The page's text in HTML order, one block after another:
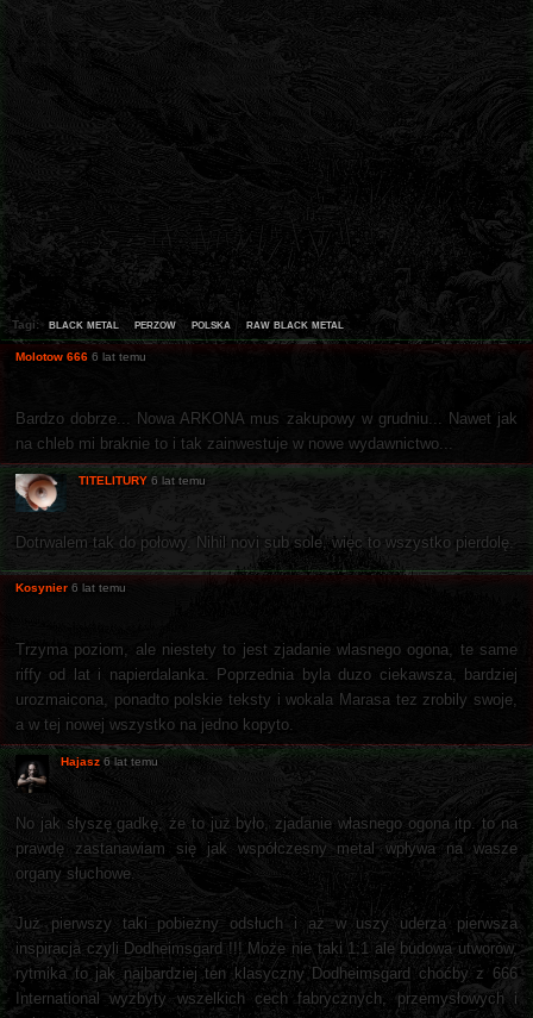
Tagi: black metal perzow polska raw black metal
Molotow 666 6 lat temu
Bardzo dobrze... Nowa ARKONA mus zakupowy w grudniu... Nawet jak
na chleb mi braknie to i tak zainwestuje w nowe wydawnictwo...
TITELITURY 6 lat temu
Dotrwalem tak do połowy. Nihil novi sub sole, więc to wszystko pierdolę.
Kosynier 6 lat temu
Trzyma poziom, ale niestety to jest zjadanie wlasnego ogona, te same
riffy od lat i napierdalanka. Poprzednia byla duzo ciekawsza, bardziej
urozmaicona, ponadto polskie teksty i wokala Marasa tez zrobily swoje,
a w tej nowej wszystko na jedno kopyto.
Hajasz 6 lat temu
No jak słyszę gadkę, że to już było, zjadanie własnego ogona itp. to na
prawdę zastanawiam się jak współczesny metal wpływa na wasze
organy słuchowe.
Już pierwszy taki pobieżny odsłuch i aż w uszy uderza pierwsza
inspiracja czyli Dodheimsgard !!! Może nie taki 1:1 ale budowa utworów,
rytmika to jak najbardziej ten klasyczny Dodheimsgard choćby z 666
International wyzbyty wszelkich cech fabrycznych, przemysłowych i